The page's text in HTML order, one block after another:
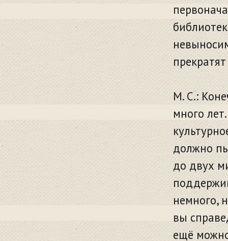
М. С.:
много
должно
до двух
немного,
вы
ещё